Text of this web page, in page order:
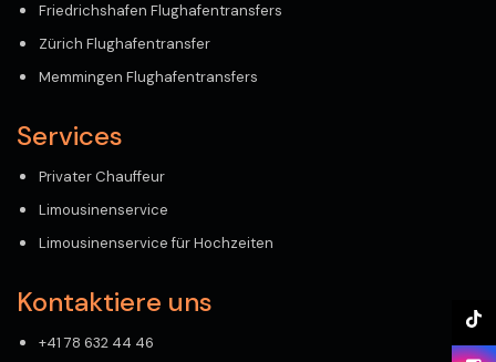
Friedrichshafen Flughafentransfers
Zürich Flughafentransfer
Memmingen Flughafentransfers
Services
Privater Chauffeur
Limousinenservice
Limousinenservice für Hochzeiten
Kontaktiere uns
+41 78 632 44 46